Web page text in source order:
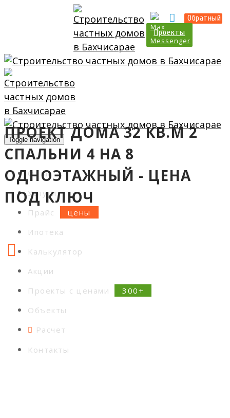
Проекты
Обратный
Toggle navigation
О нас
Услуги
Прайс
Ипотека
Калькулятор
Акции
Проекты с ценами
Объекты
Расчет
Контакты
ПРОЕКТ ДОМА 32 КВ.М 2
СПАЛЬНИ 4 НА 8
ОДНОЭТАЖНЫЙ - ЦЕНА
ПОД КЛЮЧ